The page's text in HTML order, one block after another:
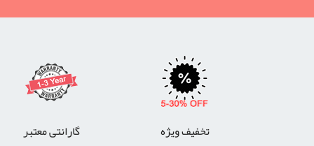
تخفیف ویژه گارانتی معتبر